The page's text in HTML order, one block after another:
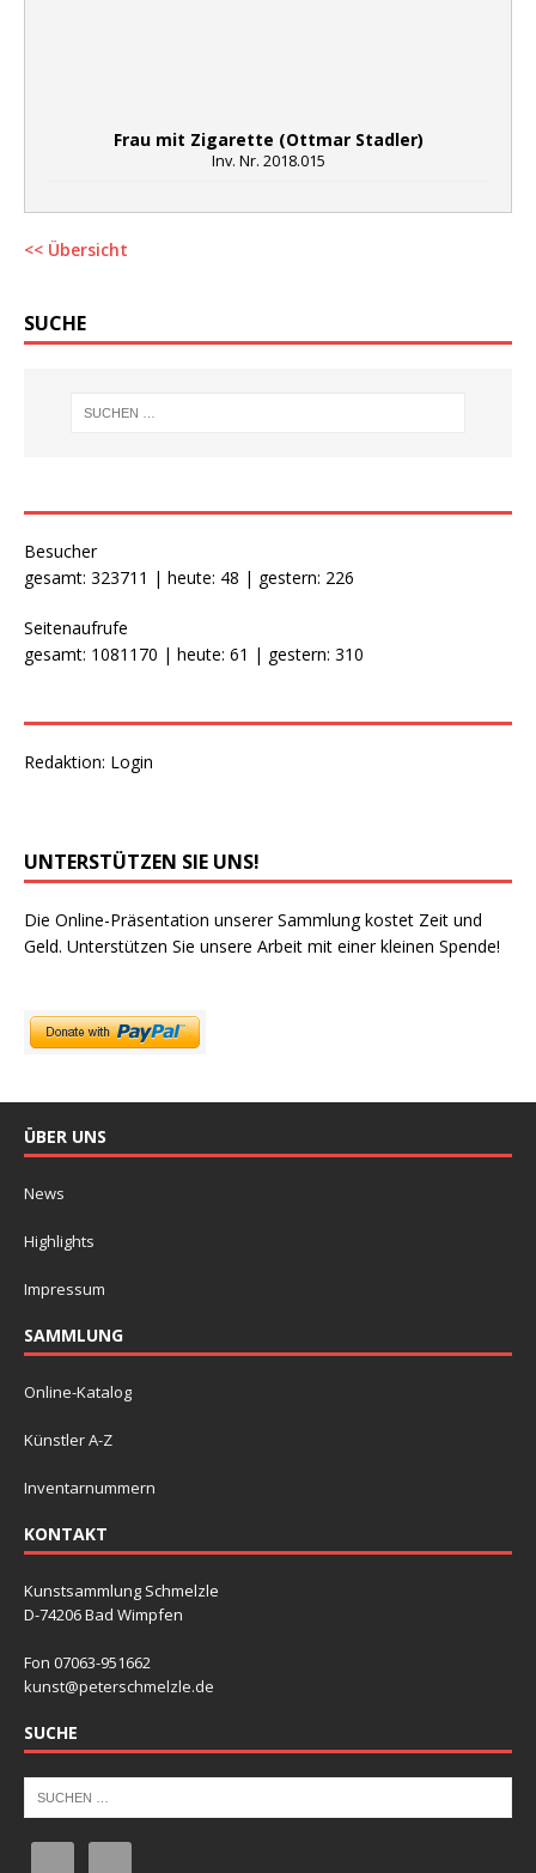
Frau mit Zigarette (Ottmar Stadler)
Inv. Nr. 2018.015
<< Übersicht
SUCHE
Besucher
gesamt: 323711 | heute: 48 | gestern: 226
Seitenaufrufe
gesamt: 1081170 | heute: 61 | gestern: 310
Redaktion: Login
UNTERSTÜTZEN SIE UNS!
Die Online-Präsentation unserer Sammlung kostet Zeit und
Geld. Unterstützen Sie unsere Arbeit mit einer kleinen Spende!
ÜBER UNS
News
Highlights
Impressum
SAMMLUNG
Online-Katalog
Künstler A-Z
Inventarnummern
KONTAKT
Kunstsammlung Schmelzle
D-74206 Bad Wimpfen
Fon 07063-951662
kunst@peterschmelzle.de
SUCHE